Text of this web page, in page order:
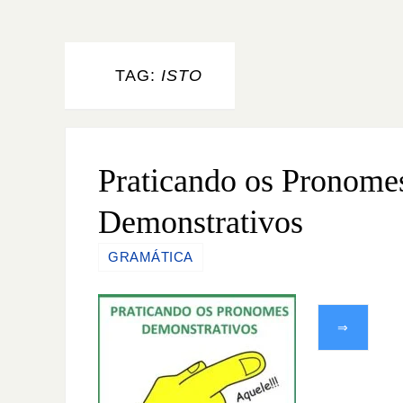
TAG: ISTO
Praticando os
Demonstrativos
GRAMÁTICA
⇒